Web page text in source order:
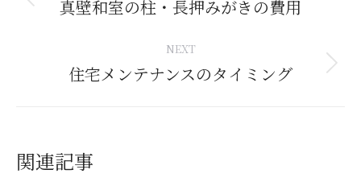
Previous
真壁和室の柱・長押みがきの費用
NEXT
Next
住宅メンテナンスのタイミング
関連記事